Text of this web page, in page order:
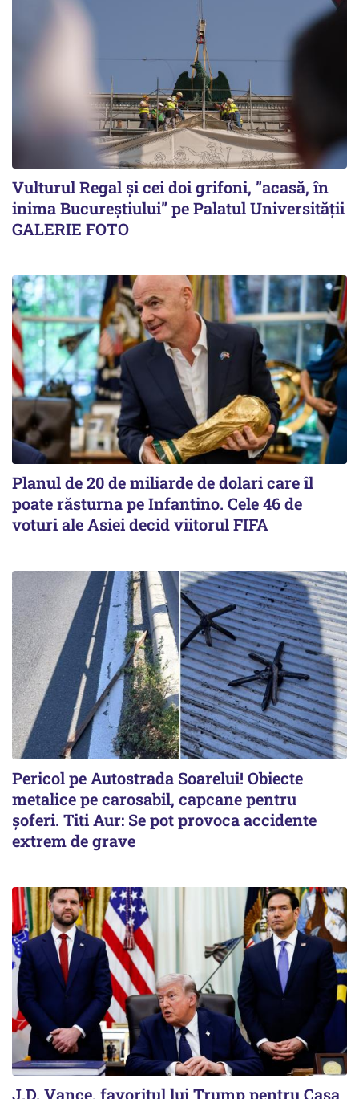
Vulturul Regal și cei doi grifoni, ”acasă, în
inima Bucureștiului” pe Palatul Universității
GALERIE FOTO
Planul de 20 de miliarde de dolari care îl
poate răsturna pe Infantino. Cele 46 de
voturi ale Asiei decid viitorul FIFA
Pericol pe Autostrada Soarelui! Obiecte
metalice pe carosabil, capcane pentru
șoferi. Titi Aur: Se pot provoca accidente
extrem de grave
J.D. Vance, favoritul lui Trump pentru Casa